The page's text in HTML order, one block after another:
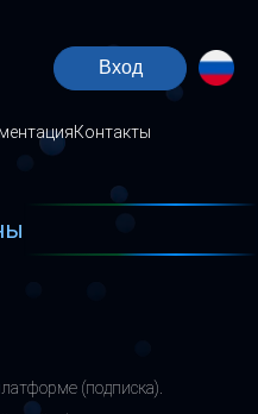
Контакты
Вход
(подписка).